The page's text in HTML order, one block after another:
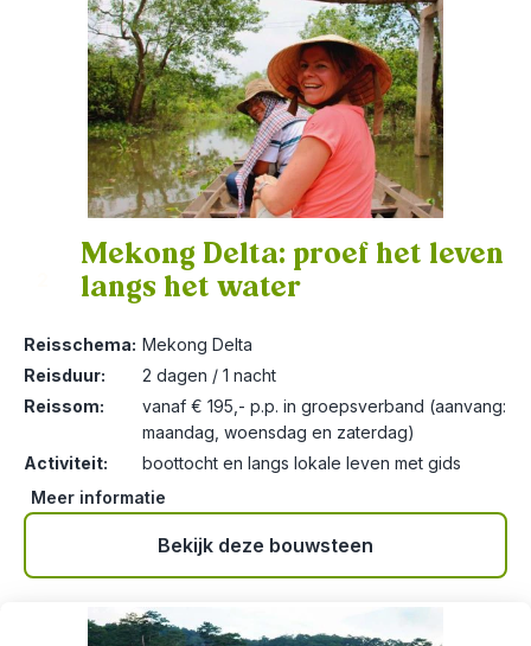
Mekong Delta: proef het leven
langs het water
Reisschema: Mekong Delta
Reisduur:
2 dagen / 1 nacht
Reissom:
vanaf € 195,- p.p. in groepsverband (aanvang:
maandag, woensdag en zaterdag)
Activiteit:
boottocht en langs lokale leven met gids
Meer informatie
Bekijk deze bouwsteen